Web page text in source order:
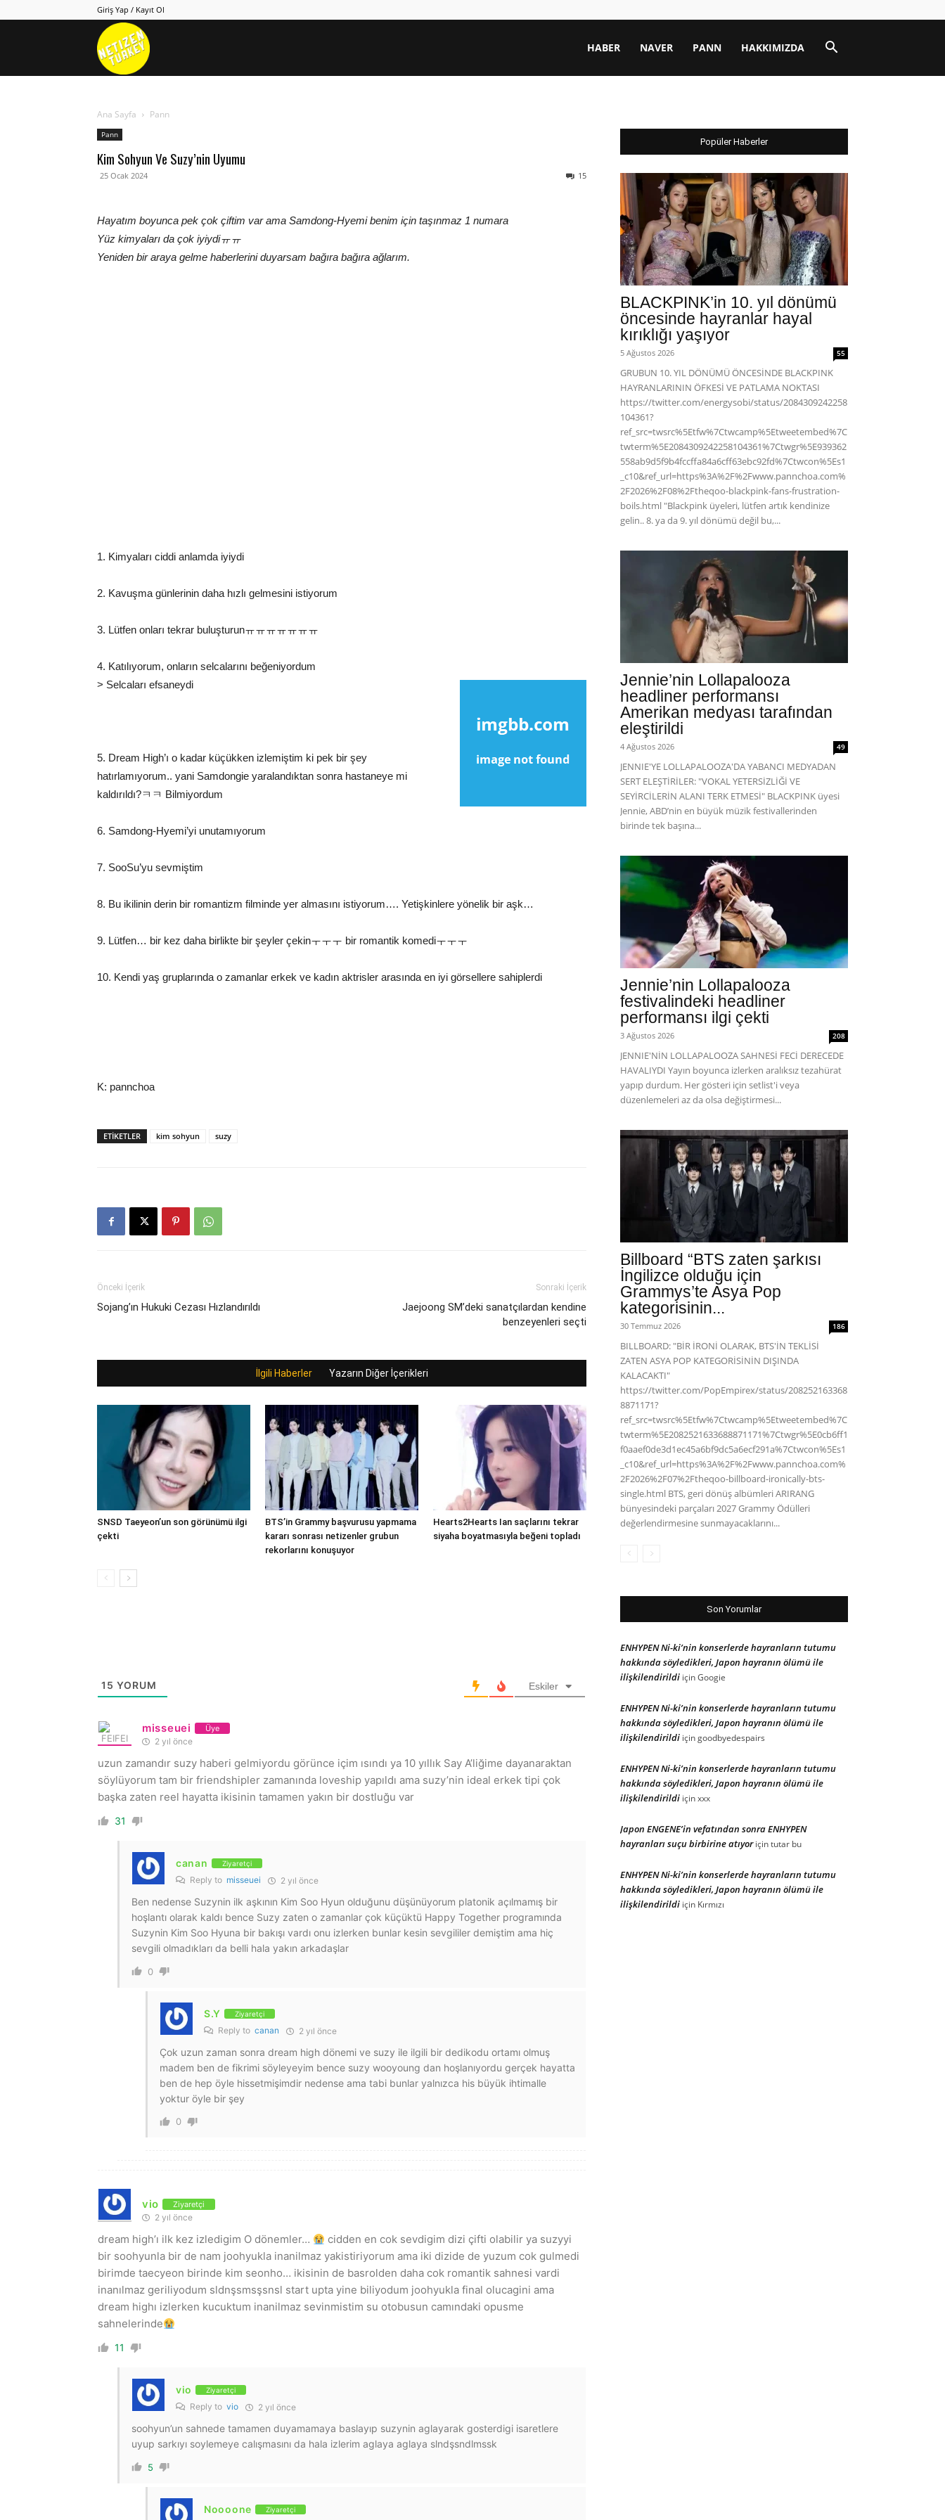
Giriş Yap / Kayıt Ol
Netizen HABER NAVER PANN HAKKIMIZDA
Ana Sayfa Pann
Pann
Kim Sohyun Ve Suzy’nin Uyumu
25 Ocak 2024 15
Hayatım boyunca pek çok çiftim var ama Samdong-Hyemi benim için taşınmaz 1 numara
Yüz kimyaları da çok iyiydiㅠㅠ
Yeniden bir araya gelme haberlerini duyarsam bağıra bağıra ağlarım.
1. Kimyaları ciddi anlamda iyiydi
2. Kavuşma günlerinin daha hızlı gelmesini istiyorum
3. Lütfen onları tekrar buluşturunㅠㅠㅠㅠㅠㅠㅠ
4. Katılıyorum, onların selcalarını beğeniyordum
> Selcaları efsaneydi
5. Dream High’ı o kadar küçükken izlemiştim ki pek bir şey
hatırlamıyorum.. yani Samdongie yaralandıktan sonra hastaneye mi
kaldırıldı?ㅋㅋ Bilmiyordum
6. Samdong-Hyemi’yi unutamıyorum
7. SooSu’yu sevmiştim
8. Bu ikilinin derin bir romantizm filminde yer almasını istiyorum…. Yetişkinlere yönelik bir aşk…
9. Lütfen… bir kez daha birlikte bir şeyler çekinㅜㅜㅜ bir romantik komediㅜㅜㅜ
10. Kendi yaş gruplarında o zamanlar erkek ve kadın aktrisler arasında en iyi görsellere sahiplerdi
K: pannchoa
ETIKETLER kim sohyun suzy
Önceki İçerik
Sojang’ın Hukuki Cezası Hızlandırıldı
Sonraki İçerik
Jaejoong SM’deki sanatçılardan kendine
benzeyenleri seçti
İlgili Haberler Yazarın Diğer İçerikleri
SNSD Taeyeon’un son görünümü ilgi
çekti
BTS’in Grammy başvurusu yapmama
kararı sonrası netizenler grubun
rekorlarını konuşuyor
Hearts2Hearts Ian saçlarını tekrar
siyaha boyatmasıyla beğeni topladı
15 YORUM Eskiler
misseuei Üye
2 yıl önce
uzun zamandır suzy haberi gelmiyordu görünce içim ısındı ya 10 yıllık Say A’liğime dayanaraktan
söylüyorum tam bir friendshipler zamanında loveship yapıldı ama suzy’nin ideal erkek tipi çok
başka zaten reel hayatta ikisinin tamamen yakın bir dostluğu var
31
canan Ziyaretçi
Reply to misseuei 2 yıl önce
Ben nedense Suzynin ilk aşkının Kim Soo Hyun olduğunu düşünüyorum platonik açılmamış bir
hoşlantı olarak kaldı bence Suzy zaten o zamanlar çok küçüktü Happy Together programında
Suzynin Kim Soo Hyuna bir bakışı vardı onu izlerken bunlar kesin sevgililer demiştim ama hiç
sevgili olmadıkları da belli hala yakın arkadaşlar
0
S.Y Ziyaretçi
Reply to canan 2 yıl önce
Çok uzun zaman sonra dream high dönemi ve suzy ile ilgili bir dedikodu ortamı olmuş
madem ben de fikrimi söyleyeyim bence suzy wooyoung dan hoşlanıyordu gerçek hayatta
ben de hep öyle hissetmişimdir nedense ama tabi bunlar yalnızca his büyük ihtimalle
yoktur öyle bir şey
0
vio Ziyaretçi
2 yıl önce
dream high’ı ilk kez izledigim O dönemler…
cidden en cok sevdigim dizi çifti olabilir ya suzyyi
bir soohyunla bir de nam joohyukla inanilmaz yakistiriyorum ama iki dizide de yuzum cok gulmedi
birimde taecyeon birinde kim seonho… ikisinin de basrolden daha cok romantik sahnesi vardi
inanılmaz geriliyodum sldnşsmsşsnsl start upta yine biliyodum joohyukla final olucagini ama
dream highı izlerken kucuktum inanilmaz sevinmistim su otobusun camındaki opusme
sahnelerinde
11
vio Ziyaretçi
Reply to vio 2 yıl önce
soohyun’un sahnede tamamen duyamamaya baslayıp suzynin aglayarak gosterdigi isaretlere
uyup sarkıyı soylemeye calışmasını da hala izlerim aglaya aglaya slndşsndlmssk
5
Noooone Ziyaretçi
Popüler Haberler
BLACKPINK’in 10. yıl dönümü
öncesinde hayranlar hayal
kırıklığı yaşıyor
5 Ağustos 2026 55
GRUBUN 10. YIL DÖNÜMÜ ÖNCESİNDE BLACKPINK
HAYRANLARININ ÖFKESİ VE PATLAMA NOKTASI
https://twitter.com/energysobi/status/2084309242258
104361?
ref_src=twsrc%5Etfw%7Ctwcamp%5Etweetembed%7C
twterm%5E2084309242258104361%7Ctwgr%5E939362
558ab9d5f9b4fccffa84a6cff63ebc92fd%7Ctwcon%5Es1
_c10&ref_url=https%3A%2F%2Fwww.pannchoa.com%
2F2026%2F08%2Ftheqoo-blackpink-fans-frustration-
boils.html "Blackpink üyeleri, lütfen artık kendinize
gelin.. 8. ya da 9. yıl dönümü değil bu,...
Jennie’nin Lollapalooza
headliner performansı
Amerikan medyası tarafından
eleştirildi
4 Ağustos 2026 49
JENNIE'YE LOLLAPALOOZA'DA YABANCI MEDYADAN
SERT ELEŞTİRİLER: "VOKAL YETERSİZLİĞİ VE
SEYİRCİLERİN ALANI TERK ETMESİ" BLACKPINK üyesi
Jennie, ABD’nin en büyük müzik festivallerinden
birinde tek başına...
Jennie’nin Lollapalooza
festivalindeki headliner
performansı ilgi çekti
3 Ağustos 2026 208
JENNIE'NİN LOLLAPALOOZA SAHNESİ FECİ DERECEDE
HAVALIYDI Yayın boyunca izlerken aralıksız tezahürat
yapıp durdum. Her gösteri için setlist'i veya
düzenlemeleri az da olsa değiştirmesi...
Billboard “BTS zaten şarkısı
İngilizce olduğu için
Grammys’te Asya Pop
kategorisinin...
30 Temmuz 2026 186
BILLBOARD: "BİR İRONİ OLARAK, BTS'İN TEKLİSİ
ZATEN ASYA POP KATEGORİSİNİN DIŞINDA
KALACAKTI"
https://twitter.com/PopEmpirex/status/208252163368
8871171?
ref_src=twsrc%5Etfw%7Ctwcamp%5Etweetembed%7C
twterm%5E2082521633688871171%7Ctwgr%5E0cb6ff1
f0aaef0de3d1ec45a6bf9dc5a6ecf291a%7Ctwcon%5Es1
_c10&ref_url=https%3A%2F%2Fwww.pannchoa.com%
2F2026%2F07%2Ftheqoo-billboard-ironically-bts-
single.html BTS, geri dönüş albümleri ARIRANG
bünyesindeki parçaları 2027 Grammy Ödülleri
değerlendirmesine sunmayacaklarını...
Son Yorumlar
ENHYPEN Ni-ki’nin konserlerde hayranların tutumu
hakkında söyledikleri, Japon hayranın ölümü ile
ilişkilendirildi içinGoogie
ENHYPEN Ni-ki’nin konserlerde hayranların tutumu
hakkında söyledikleri, Japon hayranın ölümü ile
ilişkilendirildi içingoodbyedespairs
ENHYPEN Ni-ki’nin konserlerde hayranların tutumu
hakkında söyledikleri, Japon hayranın ölümü ile
ilişkilendirildi içinxxx
Japon ENGENE’in vefatından sonra ENHYPEN
hayranları suçu birbirine atıyoriçintutar bu
ENHYPEN Ni-ki’nin konserlerde hayranların tutumu
hakkında söyledikleri, Japon hayranın ölümü ile
ilişkilendirildi için Kırmızı